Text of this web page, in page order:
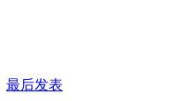
最后发表